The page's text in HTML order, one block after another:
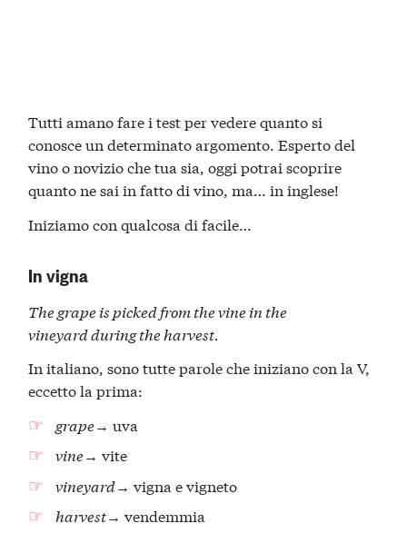
Tutti amano fare i test per vedere quanto si
conosce un determinato argomento. Esperto del
vino o novizio che tua sia, oggi potrai scoprire
quanto ne sai in fatto di vino, ma… in inglese!
Iniziamo con qualcosa di facile…
In vigna
Thegrapeis picked from thevinein the
vineyardduring theharvest.
In italiano, sono tutte parole che iniziano con la V,
eccetto la prima:
grape→ uva
vine→ vite
vineyard→ vigna e vigneto
harvest→ vendemmia